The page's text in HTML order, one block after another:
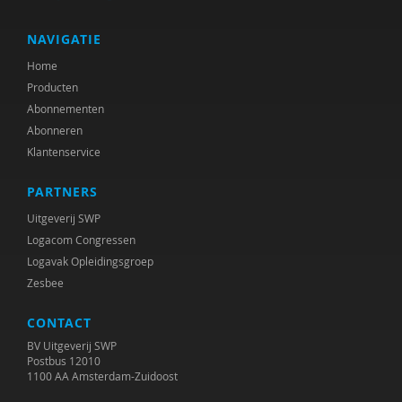
Nelleke Bakker
Ria Balm
Rob Bartels
Suzanne Batelaan
Marloes Beijer
Marjorie Beld
Inge Belderbos-Jansen
Joop Berding
Frank van den Berg
NAVIGATIE
Home
Producten
Abonnementen
Abonneren
Klantenservice
PARTNERS
Uitgeverij SWP
Logacom Congressen
Logavak Opleidingsgroep
Zesbee
CONTACT
BV Uitgeverij SWP
Postbus 12010
1100 AA Amsterdam-Zuidoost